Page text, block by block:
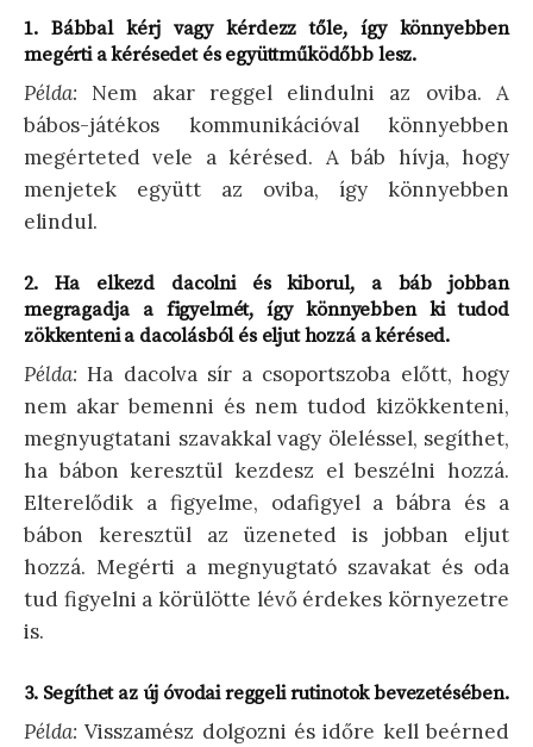
1. Bábbal kérj vagy kérdezz tőle, így könnyebben
megérti a kérésedet és együttműködőbb lesz.
Példa: Nem akar reggel elindulni az oviba. A
bábos-játékos kommunikációval könnyebben
megérteted vele a kérésed. A báb hívja, hogy
menjetek együtt az oviba, így könnyebben
elindul.
2. Ha elkezd dacolni és kiborul, a báb jobban
megragadja a figyelmét, így könnyebben ki tudod
zökkenteni a dacolásból és eljut hozzá a kérésed.
Példa: Ha dacolva sír a csoportszoba előtt, hogy
nem akar bemenni és nem tudod kizökkenteni,
megnyugtatani szavakkal vagy öleléssel, segíthet,
ha bábon keresztül kezdesz el beszélni hozzá.
Elterelődik a figyelme, odafigyel a bábra és a
bábon keresztül az üzeneted is jobban eljut
hozzá. Megérti a megnyugtató szavakat és oda
tud figyelni a körülötte lévő érdekes környezetre
is.
3. Segíthet az új óvodai reggeli rutinotok bevezetésében.
Példa: Visszamész dolgozni és időre kell beérned